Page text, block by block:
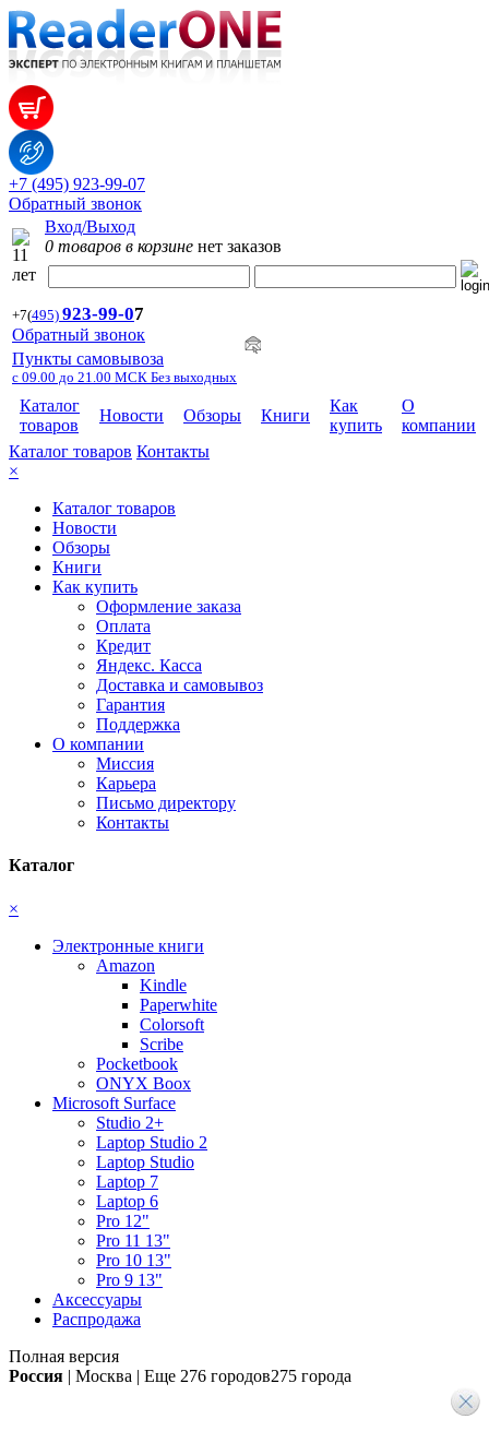
+7 (495) 923-99-07
Обратный звонок
Вход/Выход
0 товаров в корзине нет заказов
+7(495) 923-99-07
Обратный звонок
Пункты самовывоза
с 09.00 до 21.00 МСК Без выходных
Каталог
товаров
Новости Обзоры Книги
Как
купить
О
компании
Каталог товаров Контакты
×
Каталог товаров
Новости
Обзоры
Книги
Как купить
Оформление заказа
Оплата
Кредит
Яндекс. Касса
Доставка и самовывоз
Гарантия
Поддержка
О компании
Миссия
Карьера
Письмо директору
Контакты
Каталог
×
Электронные книги
Amazon
Kindle
Paperwhite
Colorsoft
Scribe
Pocketbook
ONYX Boox
Microsoft Surface
Studio 2+
Laptop Studio 2
Laptop Studio
Laptop 7
Laptop 6
Pro 12"
Pro 11 13"
Pro 10 13"
Pro 9 13"
Аксессуары
Распродажа
Полная версия
Россия | Москва | Еще 276 городов275 города